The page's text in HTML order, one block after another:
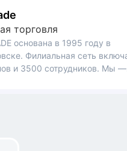
торговля
основана в 1995 году в
включает 50
и 3500 сотрудников. Мы —